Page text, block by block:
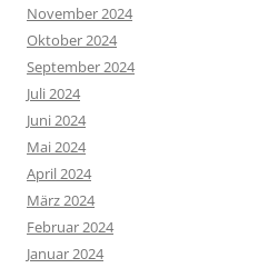
November 2024
Oktober 2024
September 2024
Juli 2024
Juni 2024
Mai 2024
April 2024
März 2024
Februar 2024
Januar 2024